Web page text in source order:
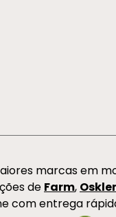
marcas em
de Farm,
com entrega